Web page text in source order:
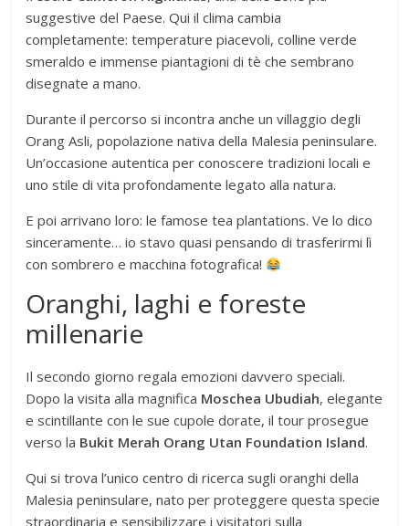
suggestive del Paese. Qui il clima cambia
completamente: temperature piacevoli, colline verde
smeraldo e immense piantagioni di tè che sembrano
disegnate a mano.
Durante il percorso si incontra anche un villaggio degli
Orang Asli, popolazione nativa della Malesia peninsulare.
Un’occasione autentica per conoscere tradizioni locali e
uno stile di vita profondamente legato alla natura.
E poi arrivano loro: le famose tea plantations. Ve lo dico
sinceramente… io stavo quasi pensando di trasferirmi lì
con sombrero e macchina fotografica!
Oranghi, laghi e foreste
millenarie
Il secondo giorno regala emozioni davvero speciali.
Dopo la visita alla magnifica Moschea Ubudiah, elegante
e scintillante con le sue cupole dorate, il tour prosegue
verso la Bukit Merah Orang Utan Foundation Island.
Qui si trova l’unico centro di ricerca sugli oranghi della
Malesia peninsulare, nato per proteggere questa specie
straordinaria e sensibilizzare i visitatori sulla